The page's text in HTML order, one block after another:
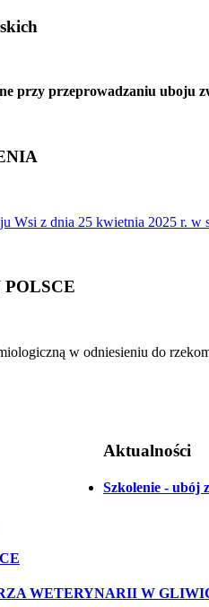
przeprowadzaniu uboju
Wsi z dnia 25 kwietnia 2025 r.
w odniesieniu do
Aktualności
Szkolenie - ubój
WETERYNARII W